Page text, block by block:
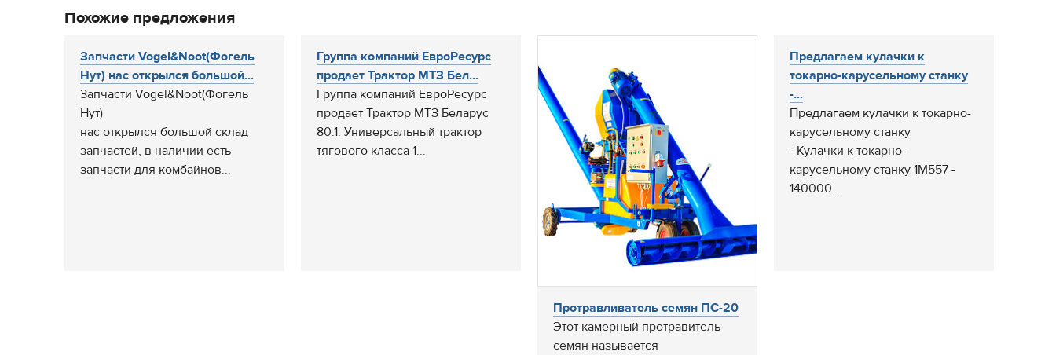
Похожие предложения
Запчасти Vogel&Noot(Фогель
Нут) нас открылся большой...
Запчасти Vogel&Noot(Фогель
Нут)
нас открылся большой склад
запчастей, в наличии есть
запчасти для комбайнов...
Группа компаний ЕвроРесурс
продает Трактор МТЗ Бел...
Группа компаний ЕвроРесурс
продает Трактор МТЗ Беларус
80.1. Универсальный трактор
тягового класса 1...
Протравливатель семян ПС-20
Этот камерный протравитель
семян называется
Предлагаем кулачки к
токарно-карусельному станку
-...
Предлагаем кулачки к токарно-
карусельному станку
- Кулачки к токарно-
карусельному станку 1М557 -
140000...